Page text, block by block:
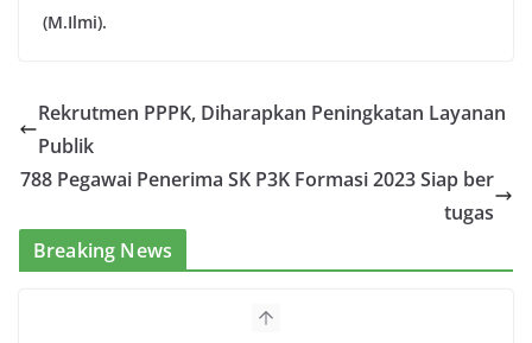
(M.Ilmi).
Rekrutmen PPPK, Diharapkan Peningkatan Layanan
Publik
788 Pegawai Penerima SK P3K Formasi 2023 Siap ber
tugas
Breaking News